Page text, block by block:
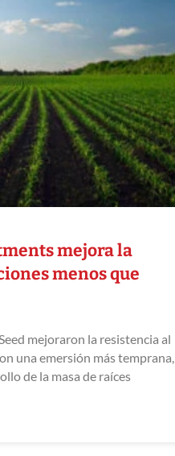
mejora la
menos que
mejoraron la resistencia al
una emersión más temprana,
de la masa de raíces